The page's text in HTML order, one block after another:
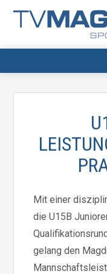
Mit einer
die U15B
gelang den